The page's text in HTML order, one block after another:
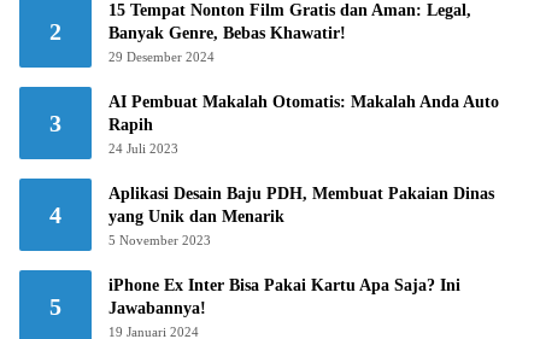
2
15 Tempat Nonton Film Gratis dan Aman: Legal,
Banyak Genre, Bebas Khawatir!
29 Desember 2024
3
AI Pembuat Makalah Otomatis: Makalah Anda Auto
Rapih
24 Juli 2023
4
Aplikasi Desain Baju PDH, Membuat Pakaian Dinas
yang Unik dan Menarik
5 November 2023
5
iPhone Ex Inter Bisa Pakai Kartu Apa Saja? Ini
Jawabannya!
19 Januari 2024